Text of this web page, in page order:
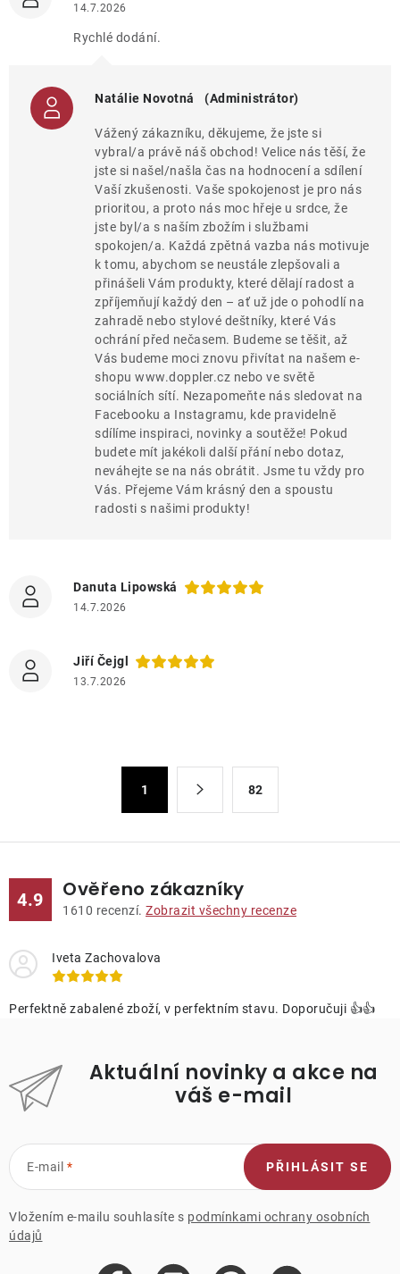
14.7.2026
Rychlé dodání.
Natálie Novotná (Administrátor)
Vážený zákazníku, děkujeme, že jste si
vybral/a právě náš obchod! Velice nás těší, že
jste si našel/našla čas na hodnocení a sdílení
Vaší zkušenosti. Vaše spokojenost je pro nás
prioritou, a proto nás moc hřeje u srdce, že
jste byl/a s naším zbožím i službami
spokojen/a. Každá zpětná vazba nás motivuje
k tomu, abychom se neustále zlepšovali a
přinášeli Vám produkty, které dělají radost a
zpříjemňují každý den – ať už jde o pohodlí na
zahradě nebo stylové deštníky, které Vás
ochrání před nečasem. Budeme se těšit, až
Vás budeme moci znovu přivítat na našem e-
shopu www.doppler.cz nebo ve světě
sociálních sítí. Nezapomeňte nás sledovat na
Facebooku a Instagramu, kde pravidelně
sdílíme inspiraci, novinky a soutěže! Pokud
budete mít jakékoli další přání nebo dotaz,
neváhejte se na nás obrátit. Jsme tu vždy pro
Vás. Přejeme Vám krásný den a spoustu
radosti s našimi produkty!
Danuta Lipowská
14.7.2026
Jiří Čejgl
13.7.2026
á
a
c
p
r
v
v
ý
i
s
u
á
k
o
v
á
n
1 82
4.9 Ověřeno zákazníky
1610 recenzí. Zobrazit všechny recenze
Iveta Zachovalova
Perfektně zabalené zboží, v perfektním stavu. Doporučuji 👍👍
Aktuální novinky a akce na
váš e-mail
E-mail
Vložením e-mailu souhlasíte s podmínkami ochrany osobních
údajů
PŘIHLÁSIT SE